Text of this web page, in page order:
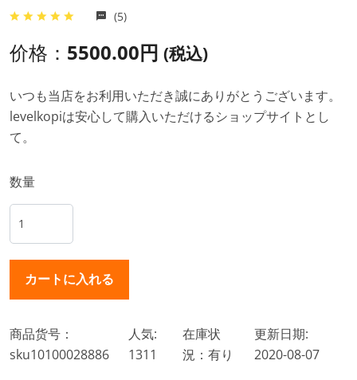
(5)
价格： 5500.00円 (税込)
いつも当店をお利用いただき誠にありがとうございます。
levelkopiは安心して購入いただけるショップサイトとし
て。
数量
商品货号：
sku10100028886
人気:
1311
在庫状
況：有り
更新日期:
2020-08-07